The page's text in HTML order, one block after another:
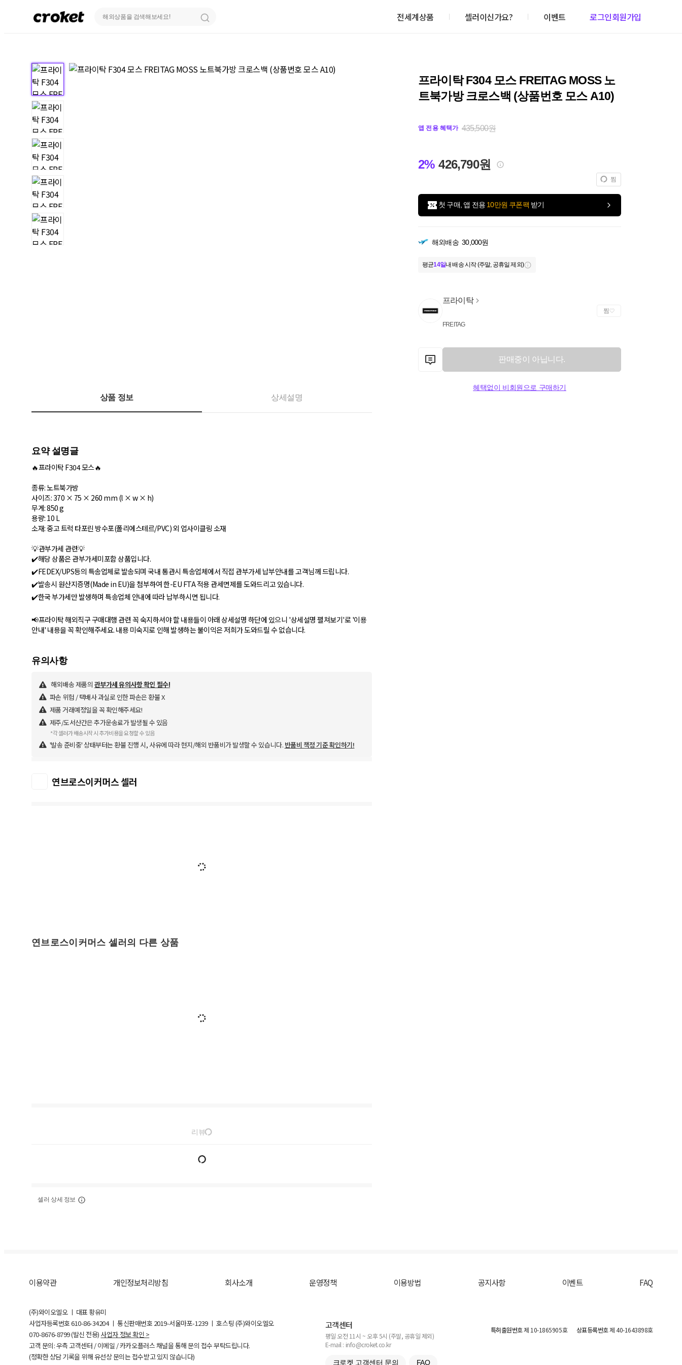
전세계상품 셀러이신가요? 이벤트 로그인회원가입
프라이탁 F304 모스 FREITAG MOSS 노
트북가방 크로스백 (상품번호 모스 A10)
앱 전용 혜택가 435,500원
2% 426,790원
찜
첫 구매, 앱 전용 10만원 쿠폰팩 받기
해외배송 30,000원
평균14일내 배송 시작 (주말, 공휴일 제외)
프라이탁
FREITAG
찜
판매중이 아닙니다.
혜택없이 비회원으로 구매하기
상품 정보 상세설명
요약 설명글
🔥프라이탁 F304 모스🔥
종류: 노트북가방
사이즈: 370 × 75 × 260 mm (l × w × h)
무게: 850 g
용량: 10 L
소재: 중고 트럭 타포린 방수포(폴리에스테르/PVC) 외 업사이클링 소재
💡관부가세 관련💡
✔️해당 상품은 관부가세미포함 상품입니다.
✔️FEDEX/UPS등의 특송업체로 발송되며 국내 통관시 특송업체에서 직접 관부가세 납부안내를 고객님께 드립니다.
✔️발송시 원산지증명(Made in EU)을 첨부하여 한-EU FTA 적용 관세면제를 도와드리고 있습니다.
✔️한국 부가세만 발생하며 특송업체 안내에 따라 납부하시면 됩니다.
📢프라이탁 해외직구 구매대행 관련 꼭 숙지하셔야 할 내용들이 아래 상세설명 하단에 있으니 '상세설명 펼쳐보기'로 '이용
안내' 내용을 꼭 확인해주세요. 내용 미숙지로 인해 발생하는 불이익은 저희가 도와드릴 수 없습니다.
유의사항
해외배송 제품의 관부가세 유의사항 확인 필수!
파손 위험 / 택배사 과실로 인한 파손은 환불 X
제품 거래예정일을 꼭 확인해주세요!
제주/도서산간은 추가운송료가 발생될 수 있음
*각 셀러가 배송시작 시 추가비용을 요청할 수 있음
'발송 준비중' 상태부터는 환불 진행 시, 사유에 따라 현지/해외 반품비가 발생할 수 있습니다. 반품비 책정 기준 확인하기!
연브로스이커머스 셀러
연브로스이커머스 셀러의 다른 상품
리뷰
셀러 상세 정보
이용약관 개인정보처리방침 회사소개 운영정책 이용방법 공지사항 이벤트 FAQ
(주)와이오엘오 ㅣ 대표 황유미
사업자등록번호610-86-34204ㅣ 통신판매번호 2019-서울마포-1239 ㅣ 호스팅 (주)와이오엘오
070-8676-8799 (발신 전용) 사업자 정보 확인 >
고객 문의: 우측 고객센터 / 이메일 / 카카오플러스 채널을 통해 문의 접수 부탁드립니다.
(정확한 상담 기록을 위해 유선상 문의는 접수받고 있지 않습니다)
고객센터
평일 오전 11시 ~ 오후 5시 (주말, 공휴일 제외)
E-mail : info@croket.co.kr
크로켓 고객센터 문의 FAQ
특허출원번호제 10-1865905호 상표등록번호제 40-1643898호